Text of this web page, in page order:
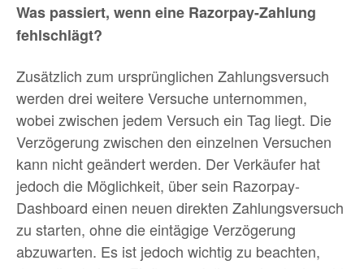
Was passiert, wenn eine Razorpay-Zahlung
fehlschlägt?
Zusätzlich zum ursprünglichen Zahlungsversuch
werden drei weitere Versuche unternommen,
wobei zwischen jedem Versuch ein Tag liegt. Die
Verzögerung zwischen den einzelnen Versuchen
kann nicht geändert werden. Der Verkäufer hat
jedoch die Möglichkeit, über sein Razorpay-
Dashboard einen neuen direkten Zahlungsversuch
zu starten, ohne die eintägige Verzögerung
abzuwarten. Es ist jedoch wichtig zu beachten,